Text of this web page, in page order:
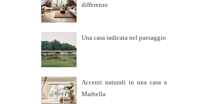
differenze
Una casa radicata nel paesaggio
Accenti naturali in una casa a
Marbella